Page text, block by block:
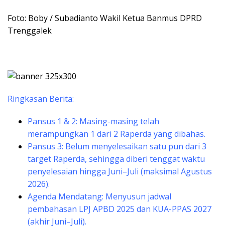
Foto: Boby / Subadianto Wakil Ketua Banmus DPRD
Trenggalek
Ringkasan Berita:
​Pansus 1 & 2: Masing-masing telah
merampungkan 1 dari 2 Raperda yang dibahas.
​Pansus 3: Belum menyelesaikan satu pun dari 3
target Raperda, sehingga diberi tenggat waktu
penyelesaian hingga Juni–Juli (maksimal Agustus
2026).
​Agenda Mendatang: Menyusun jadwal
pembahasan LPJ APBD 2025 dan KUA-PPAS 2027
(akhir Juni–Juli).